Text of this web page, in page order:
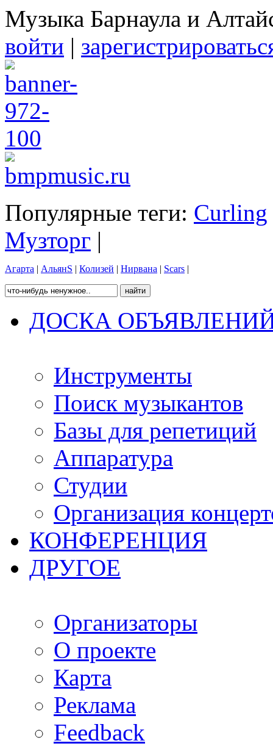
Музыка Барнаула и
войти |
Популярные теги: Curling
Музторг |
Агарта | АльянS | Колизей | Нирвана | Scars |
ДОСКА
Инструменты
Поиск музыкантов
Базы для репетиций
Аппаратура
Студии
Организация
КОНФЕРЕНЦИЯ
ДРУГОЕ
Организаторы
О проекте
Карта
Реклама
Feedback